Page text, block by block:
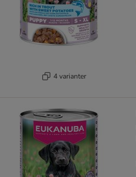
4 varianter